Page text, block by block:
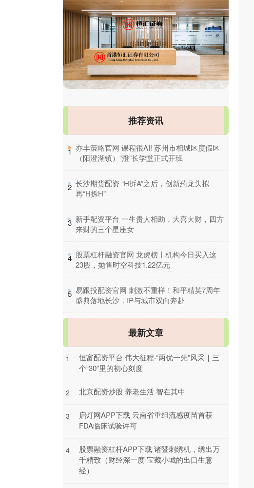
推荐资讯
1 ​亦丰策略官网 课程很AI! 苏州市相城区度假区
（阳澄湖镇）“澄”长学堂正式开班
2 ​长沙期货配资 “H拆A”之后，创新药龙头拟
再“H拆H”
3 ​新手配资平台 一生贵人相助，大喜大财，四方
来财的三个星座女
4 ​股票杠杆融资官网 龙虎榜丨机构今日买入这
23股，抛售时空科技1.22亿元
5 ​易跟投配资官网 刺激不重样！和平精英7周年
盛典落地长沙，IP与城市双向奔赴
最新文章
1
恒富配资平台 伟大征程·“两优一先”风采｜三
个“30”里的初心刻度
2 北京配资炒股 养老生活 智在其中
3
启灯网APP下载 云南省重组流感疫苗首获
FDA临床试验许可
4
股票融资杠杆APP下载 诸暨刺绣机，绣出万
千精致（财经深一度·宝藏小城的出口生意
经）